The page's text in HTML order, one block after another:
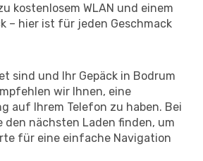
kostenlosem WLAN und einem
– hier ist für jeden Geschmack
sind und Ihr Gepäck in Bodrum
wir Ihnen, eine
auf Ihrem Telefon zu haben. Bei
den nächsten Laden finden, um
für eine einfache Navigation